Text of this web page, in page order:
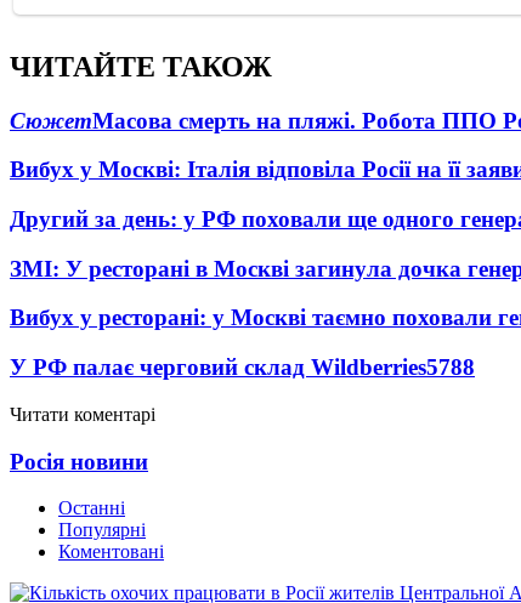
ЧИТАЙТЕ ТАКОЖ
СюжетМасова смерть на пляжі. Робота ППО
Вибух у Москві: Італія відповіла Росії на її
Другий за день: у РФ поховали ще одного
ЗМІ: У ресторані в Москві загинула дочка
Вибух у ресторані: у Москві таємно поховали
У РФ палає черговий склад Wildberries5788
Читати коментарі
Росія новини
Останні
Популярні
Коментовані